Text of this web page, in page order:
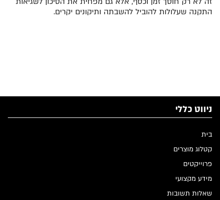
התקנה שעלולות להוביל להשבתה ותיקונים יקרים.
ניווט כללי
בית
קטלוג מוצרים
פרוייקטים
מידע מקצועי
שאלות תשובות